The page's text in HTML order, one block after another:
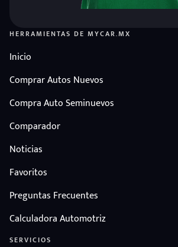
HERRAMIENTAS DE MYCAR.MX
Inicio
Comprar Autos Nuevos
Compra Auto Seminuevos
Comparador
Noticias
Favoritos
Preguntas Frecuentes
Calculadora Automotriz
SERVICIOS